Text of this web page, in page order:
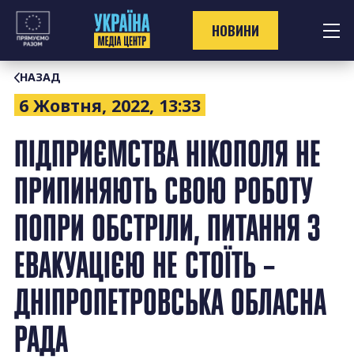
Перейти
контенту
НОВИНИ
НАЗАД
6 Жовтня, 2022, 13:33
ПІДПРИЄМСТВА НІКОПОЛЯ НЕ
ПРИПИНЯЮТЬ СВОЮ РОБОТУ
ПОПРИ ОБСТРІЛИ, ПИТАННЯ З
ЕВАКУАЦІЄЮ НЕ СТОЇТЬ –
ДНІПРОПЕТРОВСЬКА ОБЛАСНА
РАДА